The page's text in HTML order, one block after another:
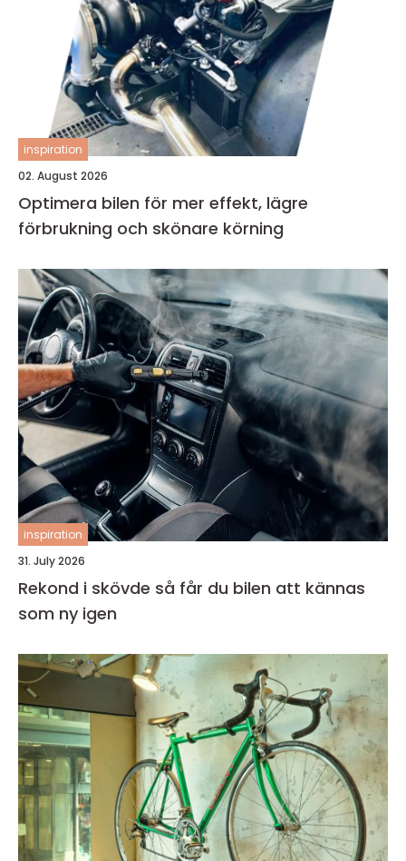
inspiration
02. August 2026
Optimera bilen för mer effekt, lägre
förbrukning och skönare körning
inspiration
31. July 2026
Rekond i skövde så får du bilen att kännas
som ny igen